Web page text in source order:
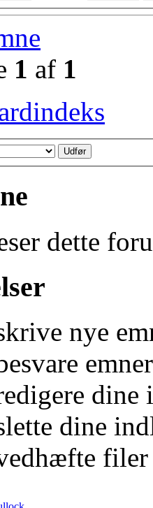
1 af 1
dette
nye
emner
dine
dine
filer